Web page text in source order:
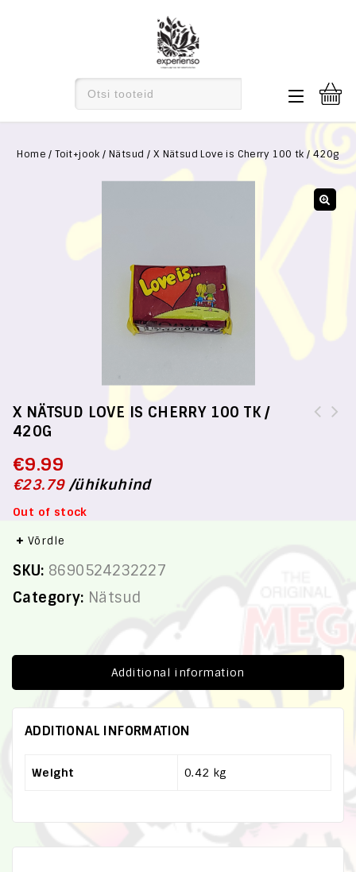
Home /Toit+jook /Nätsud / X Nätsud Love is Cherry 100 tk / 420g
X NÄTSUD LOVE IS CHERRY 100 TK /
420G
€9.99
€23.79 /ühikuhind
Out of stock
Võrdle
SKU: 8690524232227
Category: Nätsud
Additional information
ADDITIONAL INFORMATION
Weight 0.42 kg